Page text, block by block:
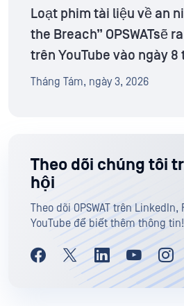
Loạt phim tài liệu về an
the Breach” OPSWATsẽ
trên YouTube vào ngày 8
Tháng Tám, ngày 3, 2026
Theo dõi chúng tôi
hội
Theo dõi OPSWAT trên
YouTube để biết thêm thông tin!